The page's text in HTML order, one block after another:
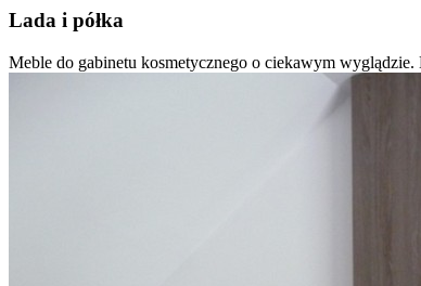
Lada i półka
Meble do gabinetu kosmetycznego o ciekawym wyglądzie.